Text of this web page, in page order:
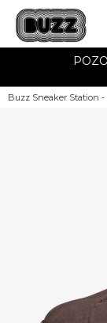
Buzz Sneaker Station